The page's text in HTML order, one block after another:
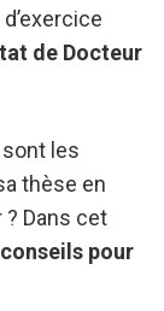
de Docteur
les
thèse en
Dans cet
pour